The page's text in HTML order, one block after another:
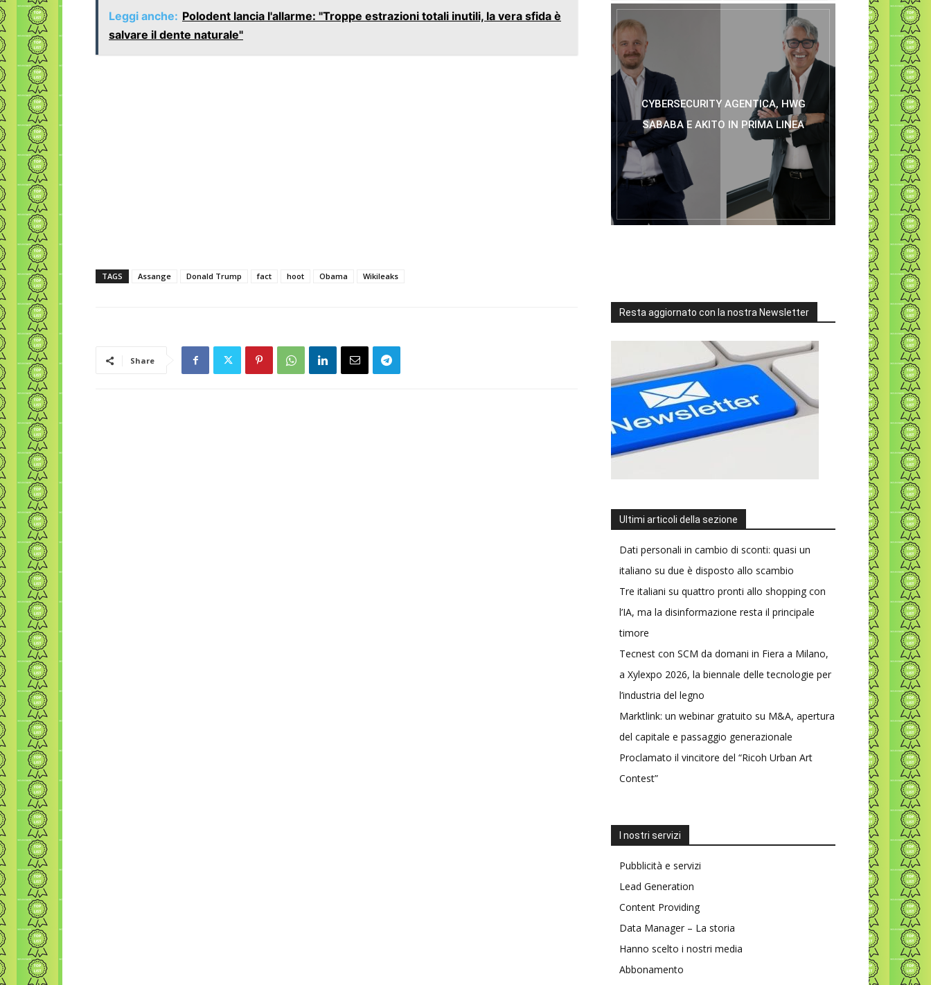
Leggi anche: Polodent lancia l'allarme: "Troppe estrazioni totali inutili, la vera sfida è
salvare il dente naturale"
TAGS Assange Donald Trump fact hoot Obama Wikileaks
Share
CYBERSECURITY AGENTICA, HWG
SABABA E AKITO IN PRIMA LINEA
Resta aggiornato con la nostra Newsletter
Ultimi articoli della sezione
Dati personali in cambio di sconti: quasi un
italiano su due è disposto allo scambio
Tre italiani su quattro pronti allo shopping con
l’IA, ma la disinformazione resta il principale
timore
Tecnest con SCM da domani in Fiera a Milano,
a Xylexpo 2026, la biennale delle tecnologie per
l’industria del legno
Marktlink: un webinar gratuito su M&A, apertura
del capitale e passaggio generazionale
Proclamato il vincitore del “Ricoh Urban Art
Contest”
I nostri servizi
Pubblicità e servizi
Lead Generation
Content Providing
Data Manager – La storia
Hanno scelto i nostri media
Abbonamento